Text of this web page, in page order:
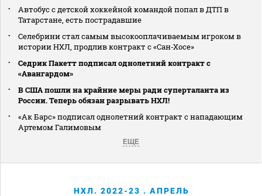
Автобус с детской хоккейной командой попал в ДТП в
Татарстане, есть пострадавшие
Селебрини стал самым высокооплачиваемым игроком в
истории НХЛ, продлив контракт с «Сан‑Хосе»
Седрик Пакетт подписал однолетний контракт с
«Авангардом»
В США пошли на крайние меры ради суперталанта из
России. Теперь обязан разрывать НХЛ!
«Ак Барс» подписал однолетний контракт с нападающим
Артемом Галимовым
ЕЩЕ
НХЛ. 2022-23 . АПРЕЛЬ